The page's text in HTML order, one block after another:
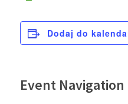
Dodaj do
Event Navigation